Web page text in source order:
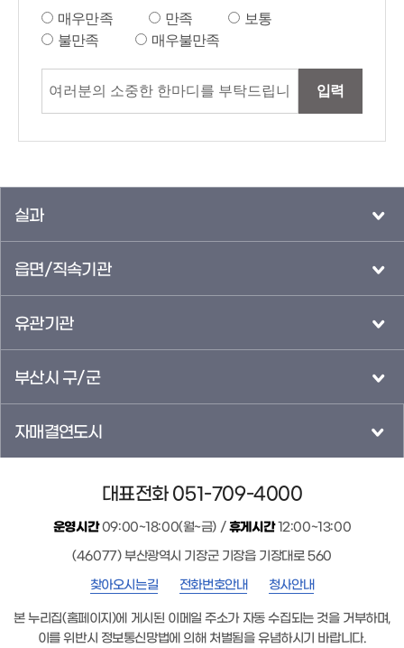
매우만족 만족
보통
불만족
매우불만족
입력
실과
읍면/직속기관
유관기관
부산시 구/군
자매결연도시
대표전화 051-709-4000
운영시간09:00~18:00(월~금) /휴게시간12:00~13:00
(46077) 부산광역시 기장군 기장읍 기장대로 560
찾아오시는길
전화번호안내 청사안내
본 누리집(홈페이지)에 게시된 이메일 주소가 자동 수집되는 것을 거부하며,
이를 위반시 정보통신망법에 의해 처벌됨을 유념하시기 바랍니다.